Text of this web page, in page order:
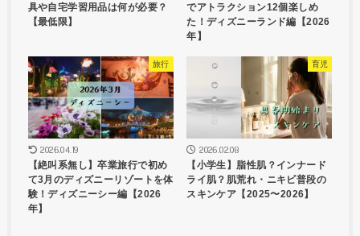
具や自宅学習用品は何が必要？
【最低限】
でアトラクション12個楽しめ
た！ディズニーランド編【2026
年】
旅行
2026.04.19
【絶叫系無し】卒業旅行で初め
て3月のディズニーリゾートを体
験！ディズニーシー編【2026
年】
育児
2026.02.08
【小学生】脂性肌？インナード
ライ肌？肌荒れ・ニキビ普段の
スキンケア【2025〜2026】